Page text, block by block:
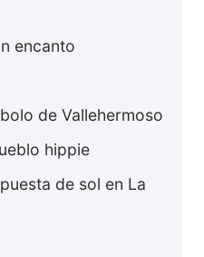
encanto
de Vallehermoso
hippie
de sol en La